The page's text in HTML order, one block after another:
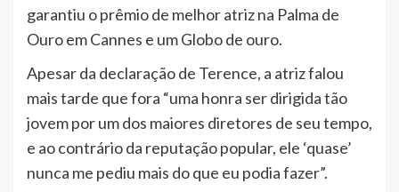
garantiu o prêmio de melhor atriz na Palma de
Ouro em Cannes e um Globo de ouro.
Apesar da declaração de Terence, a atriz falou
mais tarde que fora “uma honra ser dirigida tão
jovem por um dos maiores diretores de seu tempo,
e ao contrário da reputação popular, ele ‘quase’
nunca me pediu mais do que eu podia fazer”.